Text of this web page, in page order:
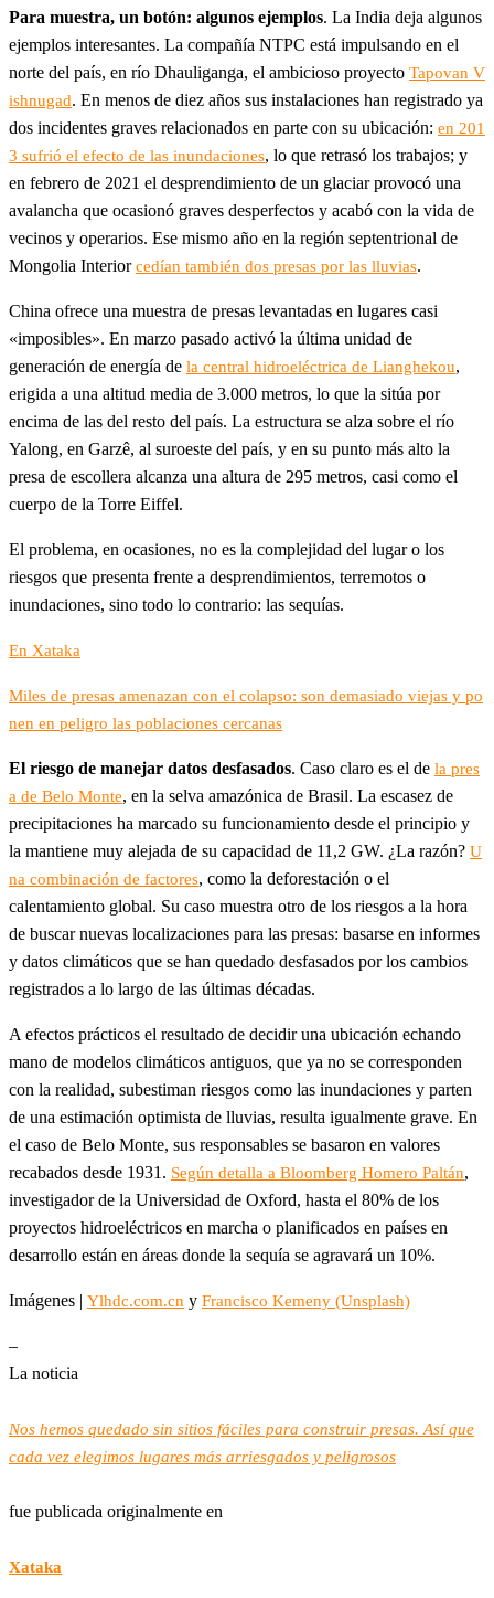
Para muestra, un botón: algunos ejemplos. La India deja algunos
ejemplos interesantes. La compañía NTPC está impulsando en el
norte del país, en río Dhauliganga, el ambicioso proyecto Tapovan V
ishnugad. En menos de diez años sus instalaciones han registrado ya
dos incidentes graves relacionados en parte con su ubicación: en 201
3 sufrió el efecto de las inundaciones, lo que retrasó los trabajos; y
en febrero de 2021 el desprendimiento de un glaciar provocó una
avalancha que ocasionó graves desperfectos y acabó con la vida de
vecinos y operarios. Ese mismo año en la región septentrional de
Mongolia Interiorcedían también dos presas por las lluvias.
China ofrece una muestra de presas levantadas en lugares casi
«imposibles». En marzo pasado activó la última unidad de
generación de energía de la central hidroeléctrica de Lianghekou,
erigida a una altitud media de 3.000 metros, lo que la sitúa por
encima de las del resto del país. La estructura se alza sobre el río
Yalong, en Garzê, al suroeste del país, y en su punto más alto la
presa de escollera alcanza una altura de 295 metros, casi como el
cuerpo de la Torre Eiffel.
El problema, en ocasiones, no es la complejidad del lugar o los
riesgos que presenta frente a desprendimientos, terremotos o
inundaciones, sino todo lo contrario: las sequías.
En Xataka
Miles de presas amenazan con el colapso: son demasiado viejas y po
nen en peligro las poblaciones cercanas
El riesgo de manejar datos desfasados. Caso claro es el de la pres
a de Belo Monte, en la selva amazónica de Brasil. La escasez de
precipitaciones ha marcado su funcionamiento desde el principio y
la mantiene muy alejada de su capacidad de 11,2 GW. ¿La razón? U
na combinación de factores, como la deforestación o el
calentamiento global. Su caso muestra otro de los riesgos a la hora
de buscar nuevas localizaciones para las presas: basarse en informes
y datos climáticos que se han quedado desfasados por los cambios
registrados a lo largo de las últimas décadas.
A efectos prácticos el resultado de decidir una ubicación echando
mano de modelos climáticos antiguos, que ya no se corresponden
con la realidad, subestiman riesgos como las inundaciones y parten
de una estimación optimista de lluvias, resulta igualmente grave. En
el caso de Belo Monte, sus responsables se basaron en valores
recabados desde 1931. Según detalla a Bloomberg Homero Paltán,
investigador de la Universidad de Oxford, hasta el 80% de los
proyectos hidroeléctricos en marcha o planificados en países en
desarrollo están en áreas donde la sequía se agravará un 10%.
Imágenes | Ylhdc.com.cn y Francisco Kemeny (Unsplash)
–
La noticia
Nos hemos quedado sin sitios fáciles para construir presas. Así que
cada vez elegimos lugares más arriesgados y peligrosos
fue publicada originalmente en
Xataka